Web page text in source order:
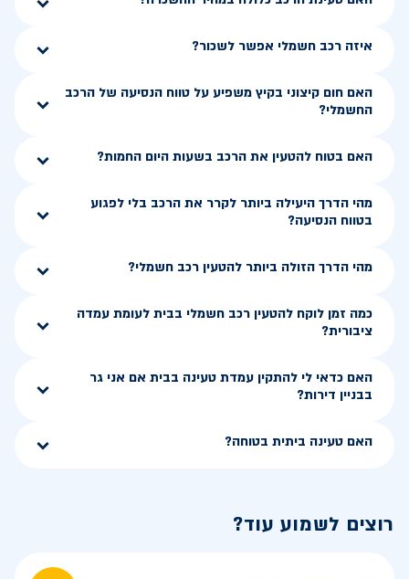
איזה רכב חשמלי אפשר לשכור?
האם חום קיצוני בקיץ משפיע על טווח הנסיעה של הרכב
החשמלי?
האם בטוח להטעין את הרכב בשעות היום החמות?
מהי הדרך היעילה ביותר לקרר את הרכב בלי לפגוע
בטווח הנסיעה?
מהי הדרך הזולה ביותר להטעין רכב חשמלי?
כמה זמן לוקח להטעין רכב חשמלי בבית לעומת עמדה
ציבורית?
האם כדאי לי להתקין עמדת טעינה בבית אם אני גר
בבניין דירות?
האם טעינה ביתית בטוחה?
רוצים לשמוע עוד?